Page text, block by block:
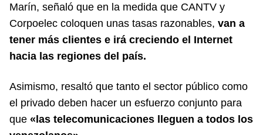
Marín, señaló que en la medida que CANTV y
Corpoelec coloquen unas tasas razonables, van a
tener más clientes e irá creciendo el Internet
hacia las regiones del país.
Asimismo, resaltó que tanto el sector público como
el privado deben hacer un esfuerzo conjunto para
que «las telecomunicaciones lleguen a todos los